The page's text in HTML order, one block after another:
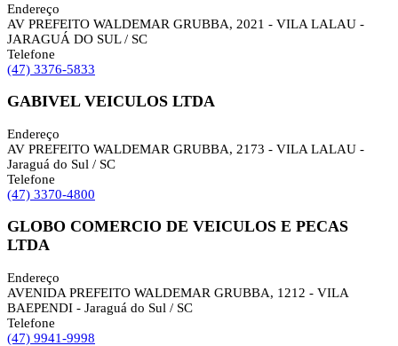
Endereço
AV PREFEITO WALDEMAR GRUBBA, 2021 - VILA LALAU -
JARAGUÁ DO SUL / SC
Telefone
(47) 3376-5833
GABIVEL VEICULOS LTDA
Endereço
AV PREFEITO WALDEMAR GRUBBA, 2173 - VILA LALAU -
Jaraguá do Sul / SC
Telefone
(47) 3370-4800
GLOBO COMERCIO DE VEICULOS E PECAS
LTDA
Endereço
AVENIDA PREFEITO WALDEMAR GRUBBA, 1212 - VILA
BAEPENDI - Jaraguá do Sul / SC
Telefone
(47) 9941-9998